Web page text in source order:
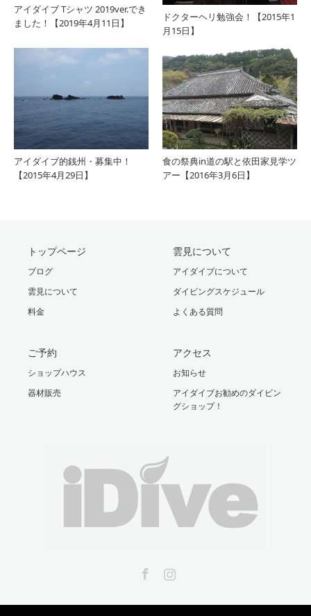
アイダイブ Tシャツ 2019ver.でき
ました！【2019年4月11日】
ドクターヘリ勉強会！【2015年1
月15日】
アイダイブ的銭州・募集中！
【2015年4月29日】
食の祭典in道の駅と依田家見学ツ
アー【2016年3月6日】
トップページ
ブログ
雲見について
料金
雲見について
アイダイブについて
ダイビングスケジュール
よくある質問
ご予約
ショップハウス
器材販売
アクセス
お知らせ
アイダイブお勧めのダイビン
グショップ！